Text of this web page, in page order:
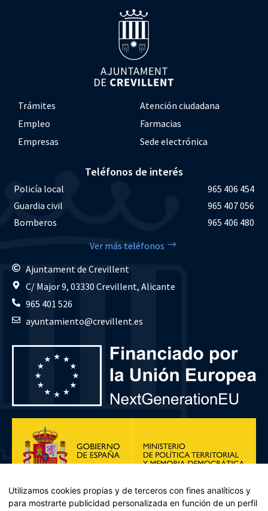
Trámites
Atención ciudadana
Empleo
Farmacias
Empresas
Sede electrónica
Teléfonos de interés
Policía local
965 406 454
Guardia civil
965 407 056
Bomberos
965 406 480
Ver más teléfonos
Ajuntament de Crevillent
C/ Major 9, 03330 Crevillent, Alicante
965 401 526
ayuntamiento@crevillent.es
Utilizamos cookies propias y de terceros con fines analíticos y
para mostrarte publicidad personalizada en función de un perfil